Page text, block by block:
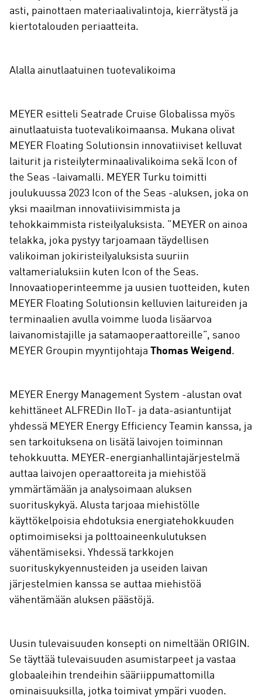
asti, painottaen materiaalivalintoja, kierrätystä ja
kiertotalouden periaatteita.
Alalla ainutlaatuinen tuotevalikoima
MEYER esitteli Seatrade Cruise Globalissa myös
ainutlaatuista tuotevalikoimaansa. Mukana olivat
MEYER Floating Solutionsin innovatiiviset kelluvat
laiturit ja risteilyterminaalivalikoima sekä Icon of
the Seas -laivamalli. MEYER Turku toimitti
joulukuussa 2023 Icon of the Seas -aluksen, joka on
yksi maailman innovatiivisimmista ja
tehokkaimmista risteilyaluksista. ”MEYER on ainoa
telakka, joka pystyy tarjoamaan täydellisen
valikoiman jokiristeilyaluksista suuriin
valtamerialuksiin kuten Icon of the Seas.
Innovaatioperinteemme ja uusien tuotteiden, kuten
MEYER Floating Solutionsin kelluvien laitureiden ja
terminaalien avulla voimme luoda lisäarvoa
laivanomistajille ja satamaoperaattoreille”, sanoo
MEYER Groupin myyntijohtaja Thomas Weigend .
MEYER Energy Management System -alustan ovat
kehittäneet ALFREDin IIoT- ja data-asiantuntijat
yhdessä MEYER Energy Efficiency Teamin kanssa, ja
sen tarkoituksena on lisätä laivojen toiminnan
tehokkuutta. MEYER-energianhallintajärjestelmä
auttaa laivojen operaattoreita ja miehistöä
ymmärtämään ja analysoimaan aluksen
suorituskykyä. Alusta tarjoaa miehistölle
käyttökelpoisia ehdotuksia energiatehokkuuden
optimoimiseksi ja polttoaineenkulutuksen
vähentämiseksi. Yhdessä tarkkojen
suorituskykyennusteiden ja useiden laivan
järjestelmien kanssa se auttaa miehistöä
vähentämään aluksen päästöjä.
Uusin tulevaisuuden konsepti on nimeltään ORIGIN.
Se täyttää tulevaisuuden asumistarpeet ja vastaa
globaaleihin trendeihin sääriippumattomilla
ominaisuuksilla, jotka toimivat ympäri vuoden.